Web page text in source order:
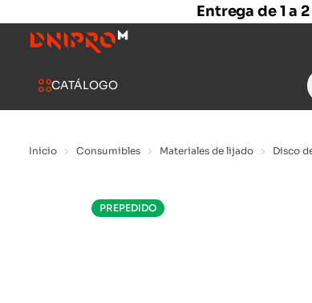
Entrega de 1 a
CATÁLOGO
Inicio Consumibles Materiales de lijado Disco
PREPEDIDO